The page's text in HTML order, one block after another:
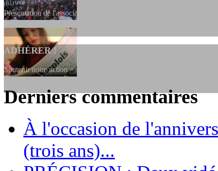
Présentation de l'association et de sa charte qui encadre nos actions
ADHÉRER !
Soutenir notre action ==> Si vous souhaitez adhérer à
dessous, en le remplissant et en...
En 2004, une dizaine de personnes contribuèrent au lancement de
dernières années. L'aventure se pou...
Derniers commentaires
À l'occasion de
(trois ans)...